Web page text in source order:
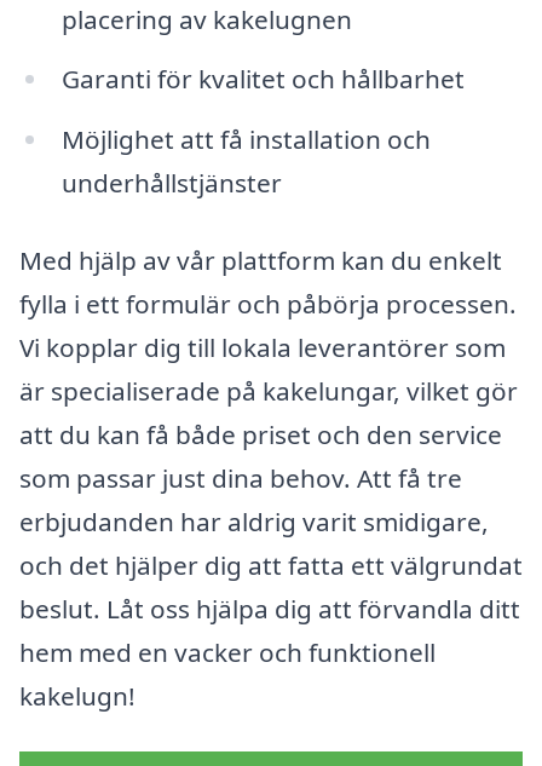
placering av kakelugnen
Garanti för kvalitet och hållbarhet
Möjlighet att få installation och
underhållstjänster
Med hjälp av vår plattform kan du enkelt
fylla i ett formulär och påbörja processen.
Vi kopplar dig till lokala leverantörer som
är specialiserade på kakelungar, vilket gör
att du kan få både priset och den service
som passar just dina behov. Att få tre
erbjudanden har aldrig varit smidigare,
och det hjälper dig att fatta ett välgrundat
beslut. Låt oss hjälpa dig att förvandla ditt
hem med en vacker och funktionell
kakelugn!